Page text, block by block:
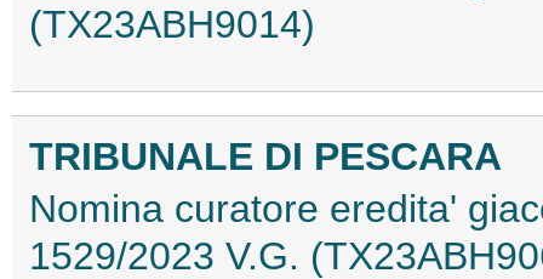
(TX23ABH9014)
TRIBUNALE DI PESCARA
Nomina curatore eredita'
1529/2023 V.G.